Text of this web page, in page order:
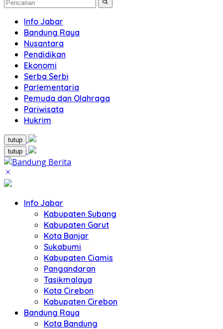
Info Jabar
Bandung Raya
Nusantara
Pendidikan
Ekonomi
Serba Serbi
Parlementaria
Pemuda dan Olahraga
Pariwisata
Hukrim
tutup
tutup
Info Jabar
Kabupaten Subang
Kabupaten Garut
Kota Banjar
Sukabumi
Kabupaten Ciamis
Pangandaran
Tasikmalaya
Kota Cirebon
Kabupaten Cirebon
Bandung Raya
Kota Bandung